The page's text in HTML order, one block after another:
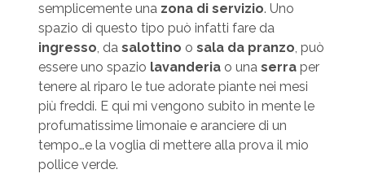
semplicemente una zona di servizio. Uno
spazio di questo tipo può infatti fare da
ingresso, da salottino o sala da pranzo, può
essere uno spazio lavanderia o una serra per
tenere al riparo le tue adorate piante nei mesi
più freddi. E qui mi vengono subito in mente le
profumatissime limonaie e aranciere di un
tempo…e la voglia di mettere alla prova il mio
pollice verde.